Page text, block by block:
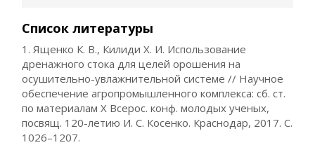
Список литературы
1. Ященко К. В., Килиди Х. И. Использование
дренажного стока для целей орошения на
осушительно-увлажнительной системе // Научное
обеспечение агропромышленного комплекса: сб. ст.
по материалам Х Всерос. конф. молодых ученых,
посвящ. 120-летию И. С. Косенко. Краснодар, 2017. С.
1026–1207.